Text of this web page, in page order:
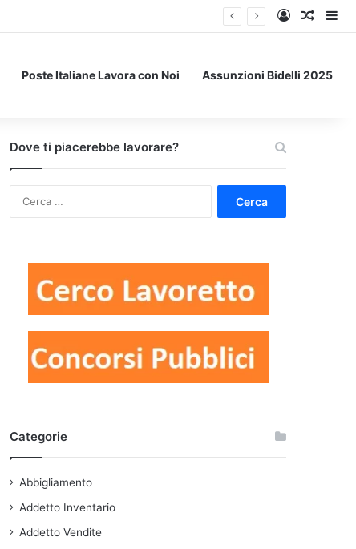
Accedi
Un
Poste Italiane Lavora con Noi Assunzioni Bidelli 2025
Dove ti piacerebbe lavorare?
Categorie
Abbigliamento
Addetto Inventario
Addetto Vendite